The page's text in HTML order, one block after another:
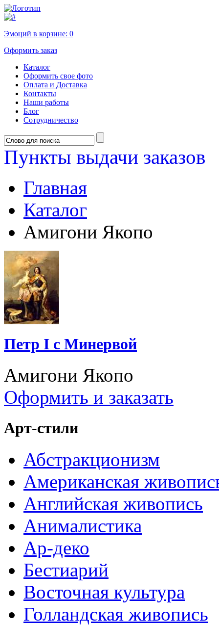
Эмоций в корзине: 0
Оформить заказ
Каталог
Оформить свое фото
Оплата и Доставка
Контакты
Наши работы
Блог
Сотрудничество
Пункты выдачи заказов
Главная
Каталог
Амигони Якопо
Петр I с Минервой
Амигони Якопо
Оформить и заказать
Арт-стили
Абстракционизм
Американская
Английская живопись
Анималистика
Ар-деко
Бестиарий
Восточная культура
Голландская живопись